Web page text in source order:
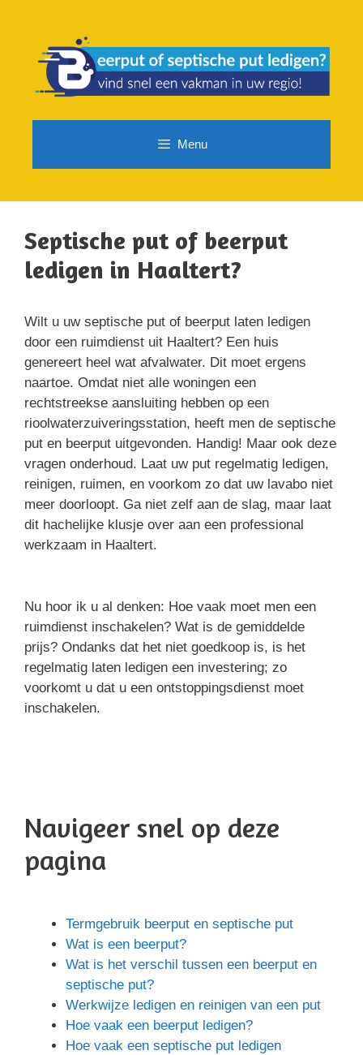
Menu
Septische put of beerput
ledigen in Haaltert?
Wilt u uw septische put of beerput laten ledigen
door een ruimdienst uit Haaltert? Een huis
genereert heel wat afvalwater. Dit moet ergens
naartoe. Omdat niet alle woningen een
rechtstreekse aansluiting hebben op een
rioolwaterzuiveringsstation, heeft men de septische
put en beerput uitgevonden. Handig! Maar ook deze
vragen onderhoud. Laat uw put regelmatig ledigen,
reinigen, ruimen, en voorkom zo dat uw lavabo niet
meer doorloopt. Ga niet zelf aan de slag, maar laat
dit hachelijke klusje over aan een professional
werkzaam in Haaltert.
Nu hoor ik u al denken: Hoe vaak moet men een
ruimdienst inschakelen? Wat is de gemiddelde
prijs? Ondanks dat het niet goedkoop is, is het
regelmatig laten ledigen een investering; zo
voorkomt u dat u een ontstoppingsdienst moet
inschakelen.
Navigeer snel op deze
pagina
Termgebruik beerput en septische put
Wat is een beerput?
Wat is het verschil tussen een beerput en
septische put?
Werkwijze ledigen en reinigen van een put
Hoe vaak een beerput ledigen?
Hoe vaak een septische put ledigen